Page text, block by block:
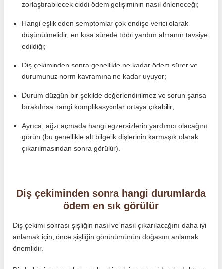
zorlaştırabilecek ciddi ödem gelişiminin nasıl önleneceği;
Hangi eşlik eden semptomlar çok endişe verici olarak
düşünülmelidir, en kısa sürede tıbbi yardım almanın tavsiye
edildiği;
Diş çekiminden sonra genellikle ne kadar ödem sürer ve
durumunuz norm kavramına ne kadar uyuyor;
Durum düzgün bir şekilde değerlendirilmez ve sorun şansa
bırakılırsa hangi komplikasyonlar ortaya çıkabilir;
Ayrıca, ağzı açmada hangi egzersizlerin yardımcı olacağını
görün (bu genellikle alt bilgelik dişlerinin karmaşık olarak
çıkarılmasından sonra görülür).
Diş çekiminden sonra hangi durumlarda
ödem en sık görülür
Diş çekimi sonrası şişliğin nasıl ve nasıl çıkarılacağını daha iyi
anlamak için, önce şişliğin görünümünün doğasını anlamak
önemlidir.